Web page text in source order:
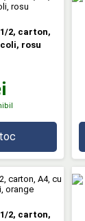
2, carton,
coli, rosu
2, carton,